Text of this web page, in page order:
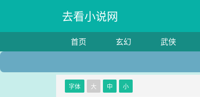
去看小说网
首页 玄幻 武侠
字体 大 中 小